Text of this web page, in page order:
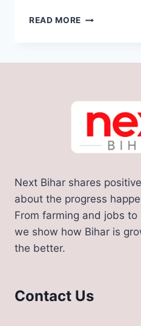
READ MORE BIHAR
हेलमेट
साथ
चलने
वाली
साइकिल!
जानिए
Next Bihar shares
about the progress
From farming and jobs
we show how Bihar is
the better.
Contact Us